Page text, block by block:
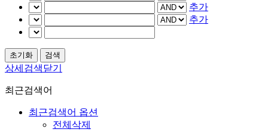
추가
추가
상세검색닫기
최근검색어
최근검색어 옵션
전체삭제